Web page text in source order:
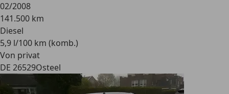
02/2008
141.500 km
Diesel
5,9 l/100 km (komb.)
Von privat
DE 26529Osteel